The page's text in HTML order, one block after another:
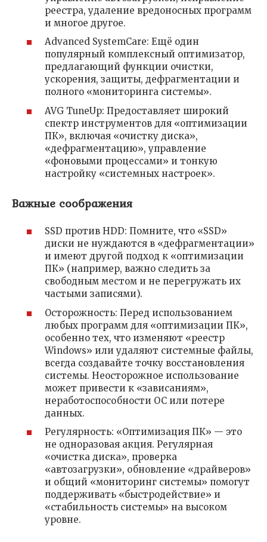
реестра, удаление вредоносных программ
и многое другое.
Advanced SystemCare: Ещё один
популярный комплексный оптимизатор,
предлагающий функции очистки,
ускорения, защиты, дефрагментации и
полного «мониторинга системы».
AVG TuneUp: Предоставляет широкий
спектр инструментов для «оптимизации
ПК», включая «очистку диска»,
«дефрагментацию», управление
«фоновыми процессами» и тонкую
настройку «системных настроек».
Важные соображения
SSD против HDD: Помните, что «SSD»
диски не нуждаются в «дефрагментации»
и имеют другой подход к «оптимизации
ПК» (например, важно следить за
свободным местом и не перегружать их
частыми записями).
Осторожность: Перед использованием
любых программ для «оптимизации ПК»,
особенно тех, что изменяют «реестр
Windows» или удаляют системные файлы,
всегда создавайте точку восстановления
системы. Неосторожное использование
может привести к «зависаниям»,
неработоспособности ОС или потере
данных.
Регулярность: «Оптимизация ПК» — это
не одноразовая акция. Регулярная
«очистка диска», проверка
«автозагрузки», обновление «драйверов»
и общий «мониторинг системы» помогут
поддерживать «быстродействие» и
«стабильность системы» на высоком
уровне.